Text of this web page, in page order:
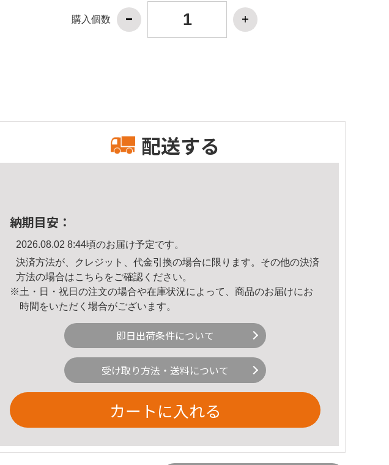
購入個数
配送する
納期目安：
2026.08.02 8:44頃のお届け予定です。
決済方法が、クレジット、代金引換の場合に限ります。その他の決済
方法の場合はこちら をご確認ください。
※土・日・祝日の注文の場合や在庫状況によって、商品のお届けにお
時間をいただく場合がございます。
即日出荷条件について
受け取り方法・送料について
カートに入れる